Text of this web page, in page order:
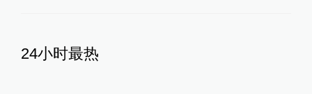
24小时最热